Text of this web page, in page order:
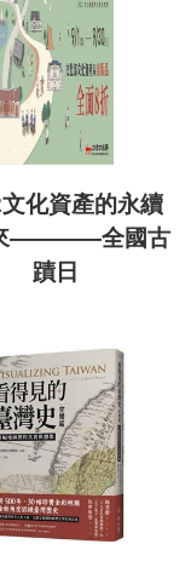
化資產的永續
————全國古
蹟日